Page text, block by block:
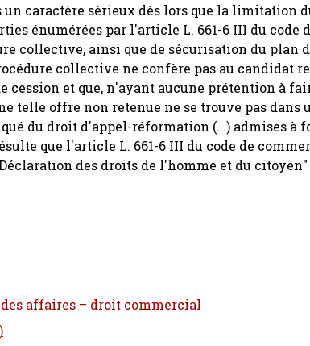
un caractère sérieux dès lors que la limitation
énumérées par l'article L. 661-6 III du code
collective, ainsi que de sécurisation du plan
collective ne confère pas au candidat
et que, n'ayant aucune prétention à
telle offre non retenue ne se trouve pas dans
du droit d'appel-réformation (...) admises à
que l'article L. 661-6 III du code de
des droits de l'homme et du citoyen"
affaires – droit commercial